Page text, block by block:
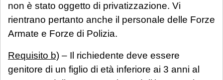
non è stato oggetto di privatizzazione. Vi
rientrano pertanto anche il personale delle Forze
Armate e Forze di Polizia.
Requisito b) – Il richiedente deve essere
genitore di un figlio di età inferiore ai 3 anni al